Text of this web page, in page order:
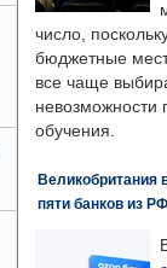
число,
бюджетные
все чаще
невозможности
обучения.
Великобритания
пяти банков из РФ